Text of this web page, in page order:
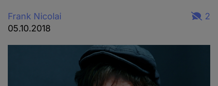
Frank Nicolai
05.10.2018
2